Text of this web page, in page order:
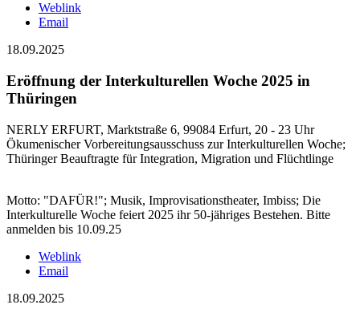
Weblink
Email
18.09.2025
Eröffnung der Interkulturellen Woche 2025 in
Thüringen
NERLY ERFURT, Marktstraße 6, 99084 Erfurt, 20 - 23 Uhr
Ökumenischer Vorbereitungsausschuss zur Interkulturellen Woche;
Thüringer Beauftragte für Integration, Migration und Flüchtlinge
Motto: "DAFÜR!"; Musik, Improvisationstheater, Imbiss; Die
Interkulturelle Woche feiert 2025 ihr 50-jähriges Bestehen. Bitte
anmelden bis 10.09.25
Weblink
Email
18.09.2025